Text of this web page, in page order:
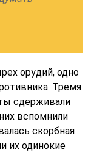
орудий, одно
Тремя
сдерживали
вспомнили
скорбная
их одинокие